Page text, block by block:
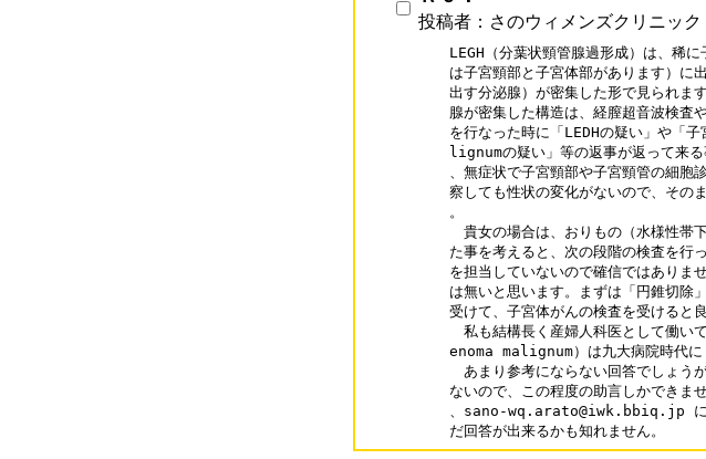
投稿者：さのウィメンズクリニック
LEGH（分葉状頸管腺過形成）は、稀
は子宮頸部と子宮体部があります）に
出す分泌腺）が密集した形で見られま
腺が密集した構造は、経膣超音波検査
を行なった時に「LEDHの疑い」や「
lignumの疑い」等の返事が返って来
、無症状で子宮頸部や子宮頸管の細胞
察しても性状の変化がないので、その
。
貴女の場合は、おりもの（水様性帯
た事を考えると、次の段階の検査を行
を担当していないので確信ではありま
は無いと思います。まずは「円錐切除
受けて、子宮体がんの検査を受けると
私も結構長く産婦人科医として働い
enoma malignum）は九大病院時代に
あまり参考にならない回答でしょう
ないので、この程度の助言しかできま
、sano-wq.arato@iwk.bbiq.jp にメ
だ回答が出来るかも知れません。